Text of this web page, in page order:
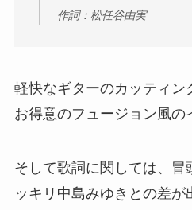
作詞：松任谷由実
軽快なギターのカッティン
お得意のフュージョン風の
そして歌詞に関しては、冒
ッキリ中島みゆきとの差が